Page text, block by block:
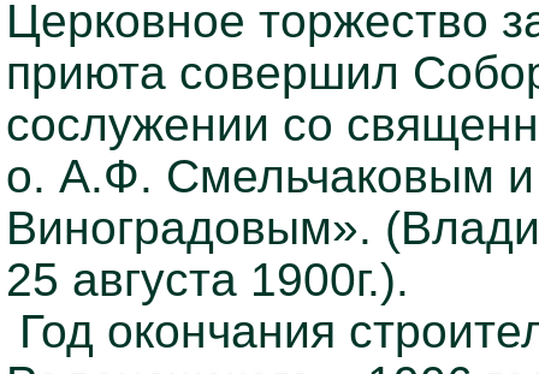
Церковное торжество
приюта совершил
сослужении со
о. А.Ф. Смельчаковым
Виноградовым».
25 августа 1900г.).
Год окончания